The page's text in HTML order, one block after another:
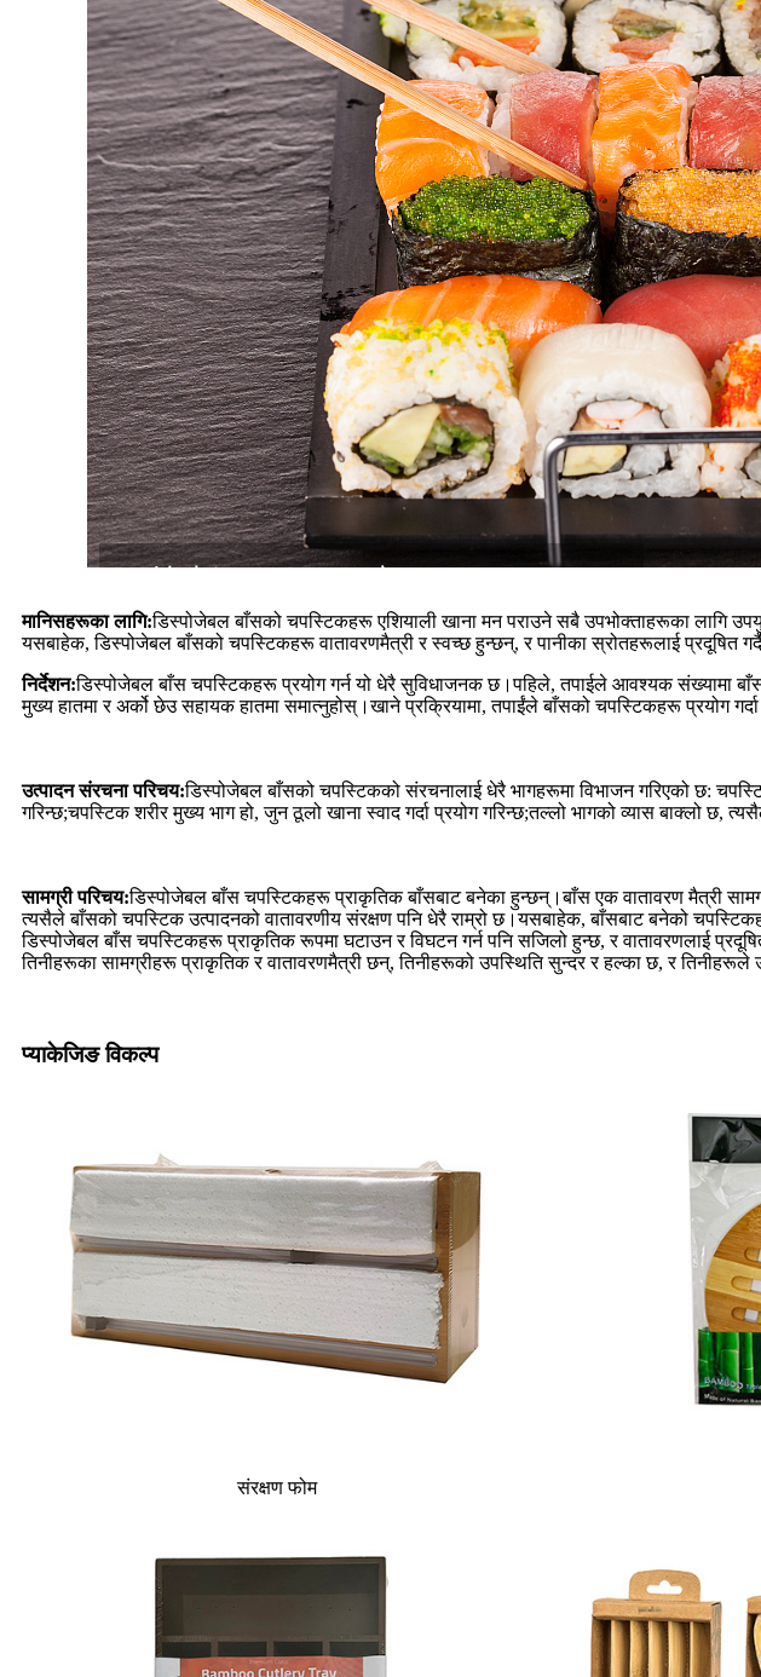
मानिसहरूका लागि:डिस्पोजेबल बाँसको चपस्टिकहरू एशियाली खाना मन पराउने सबै उपभोक्ताहरूका लागि
यसबाहेक, डिस्पोजेबल बाँसको चपस्टिकहरू वातावरणमैत्री र स्वच्छ हुन्छन्, र पानीका स्रोतहरूलाई प्रदूषित
निर्देशन:डिस्पोजेबल बाँस चपस्टिकहरू प्रयोग गर्न यो धेरै सुविधाजनक छ।पहिले, तपाईले आवश्यक संख्यामा
मुख्य हातमा र अर्को छेउ सहायक हातमा समात्नुहोस्।खाने प्रक्रियामा, तपाईंले बाँसको चपस्टिकहरू प्रयोग
उत्पादन संरचना परिचय:डिस्पोजेबल बाँसको चपस्टिकको संरचनालाई धेरै भागहरूमा विभाजन गरिएको छ:
गरिन्छ;चपस्टिक शरीर मुख्य भाग हो, जुन ठूलो खाना स्वाद गर्दा प्रयोग गरिन्छ;तल्लो भागको व्यास बाक्लो छ,
सामग्री परिचय:डिस्पोजेबल बाँस चपस्टिकहरू प्राकृतिक बाँसबाट बनेका हुन्छन्।बाँस एक वातावरण मैत्री
त्यसैले बाँसको चपस्टिक उत्पादनको वातावरणीय संरक्षण पनि धेरै राम्रो छ।यसबाहेक, बाँसबाट बनेको
डिस्पोजेबल बाँस चपस्टिकहरू प्राकृतिक रूपमा घटाउन र विघटन गर्न पनि सजिलो हुन्छ, र वातावरणलाई
तिनीहरूका सामग्रीहरू प्राकृतिक र वातावरणमैत्री छन्, तिनीहरूको उपस्थिति सुन्दर र हल्का छ, र
प्याकेजिङ विकल्प
संरक्षण फोम